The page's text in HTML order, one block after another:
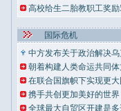
高校给生二胎教职工奖
国际危机
中方发布关于政治解决
朝着构建人类命运共同
在联合国旗帜下实现更
携手共创更加美好的世界
全球最大自贸区开建是